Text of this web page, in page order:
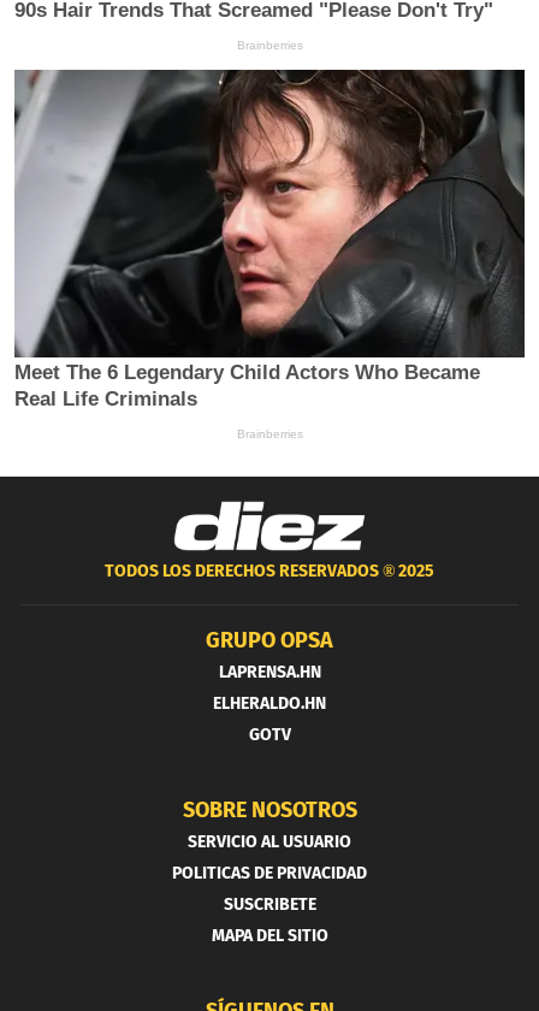
TODOS LOS DERECHOS RESERVADOS ®2025
GRUPO OPSA
LAPRENSA.HN
ELHERALDO.HN
GOTV
SOBRE NOSOTROS
SERVICIO AL USUARIO
POLITICAS DE PRIVACIDAD
SUSCRIBETE
MAPA DEL SITIO